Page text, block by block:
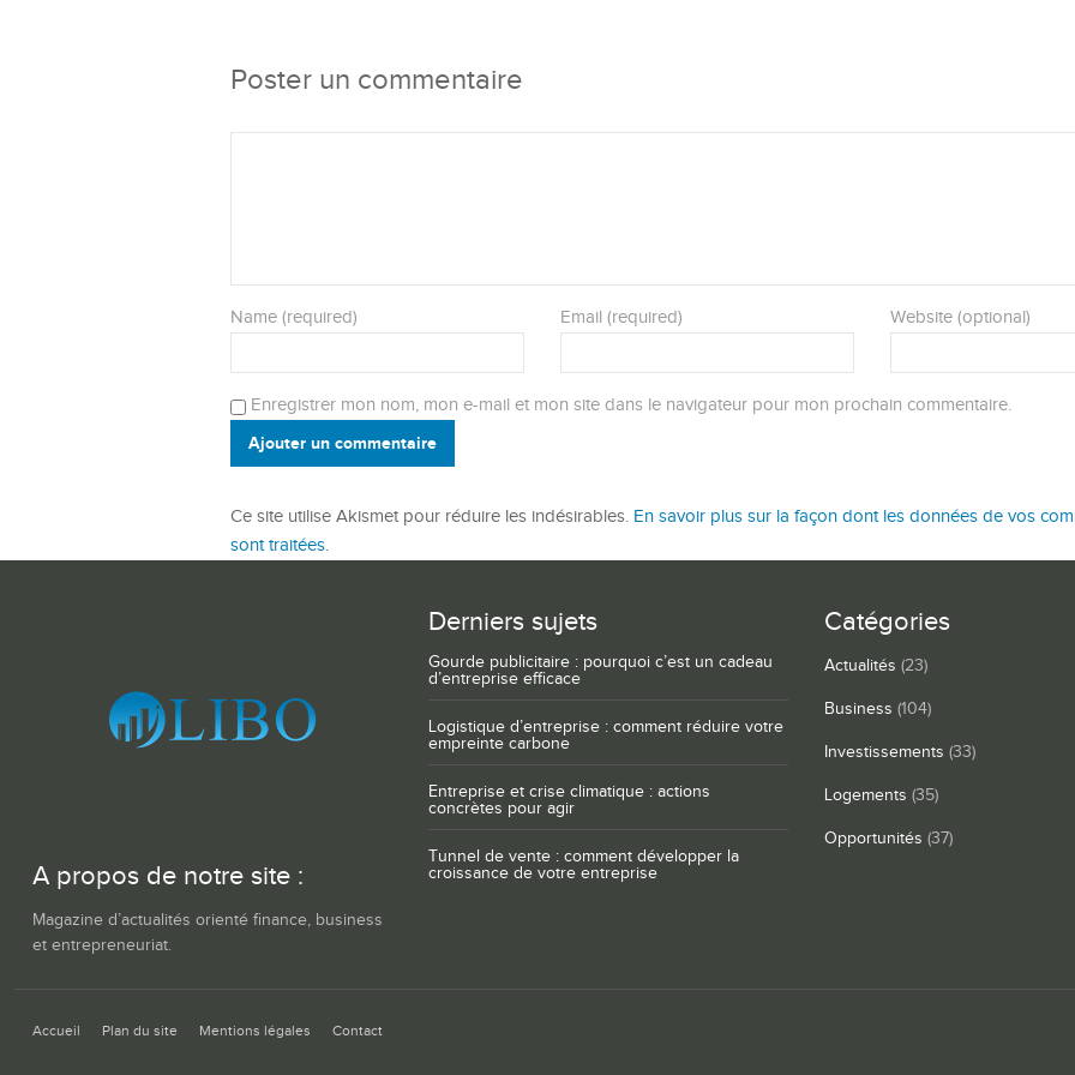
Poster un commentaire
Name (required) Email (required) Website (optional)
Enregistrer mon nom, mon e-mail et mon site dans le navigateur pour mon prochain commentaire.
Ajouter un commentaire
Ce site utilise Akismet pour réduire les indésirables. En savoir plus sur la façon dont les données de vos
sont traitées.
A propos de notre site :
Magazine d’actualités orienté finance, business
et entrepreneuriat.
Derniers sujets
Gourde publicitaire : pourquoi c’est un cadeau
d’entreprise efficace
Logistique d’entreprise : comment réduire votre
empreinte carbone
Entreprise et crise climatique : actions
concrètes pour agir
Tunnel de vente : comment développer la
croissance de votre entreprise
Catégories
Actualités (23)
Business (104)
Investissements (33)
Logements (35)
Opportunités (37)
Accueil Plan du site Mentions légales Contact